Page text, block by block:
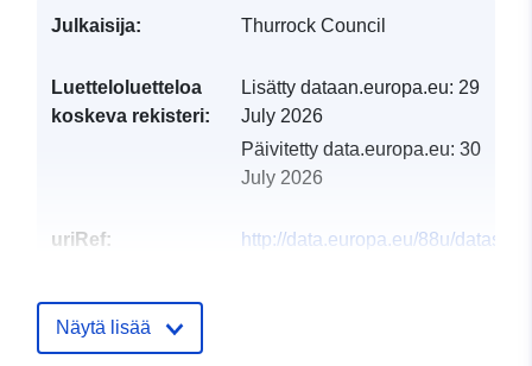
Julkaisija: Thurrock Council
Luetteloluetteloa
koskeva rekisteri:
Lisätty dataan.europa.eu: 29
July 2026
Päivitetty data.europa.eu: 30
July 2026
uriRef:
http://data.europa.eu/88u/dataset/
Näytä lisää